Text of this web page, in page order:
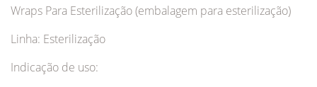
Wraps Para Esterilização (embalagem para esterilização)
Linha: Esterilização
Indicação de uso: